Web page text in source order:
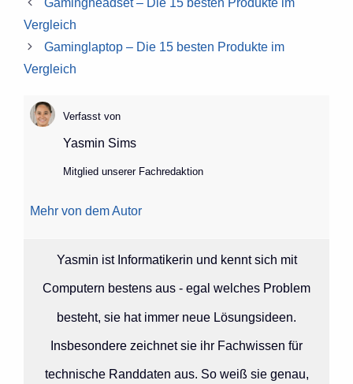
Vergleich
Gaminglaptop – Die 15 besten Produkte im
Vergleich
Verfasst von
Yasmin Sims
Mitglied unserer Fachredaktion
Mehr von dem Autor
Yasmin ist Informatikerin und kennt sich mit
Computern bestens aus - egal welches Problem
besteht, sie hat immer neue Lösungsideen.
Insbesondere zeichnet sie ihr Fachwissen für
technische Randdaten aus. So weiß sie genau,